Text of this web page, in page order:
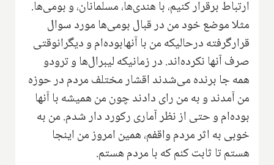
ارتباط برقرار کنیم، با هندی‌ها، مسلمانان، و بومی‌ها.
مثلا موضع خود من در قبال بومی‌ها مورد سوال
قرارگرفته درحالیکه من با آنهابوده‌ام و دیگرانوقتی
صرف آنها نکرده‌اند. در زمانیکه لیبرال‌ها و ترودو
همه جا برنده می‌شدند اقشار مختلف مردم در حوزه
من آمدند و به من رای دادند چون من همیشه با آنها
بوده‌ام و حتی از نظر آماری رکورد دار شدم. من به
خوبی به اثر مردم واقفم، همین امروز من اینجا
هستم تا ثابت کنم که با مردم هستم.